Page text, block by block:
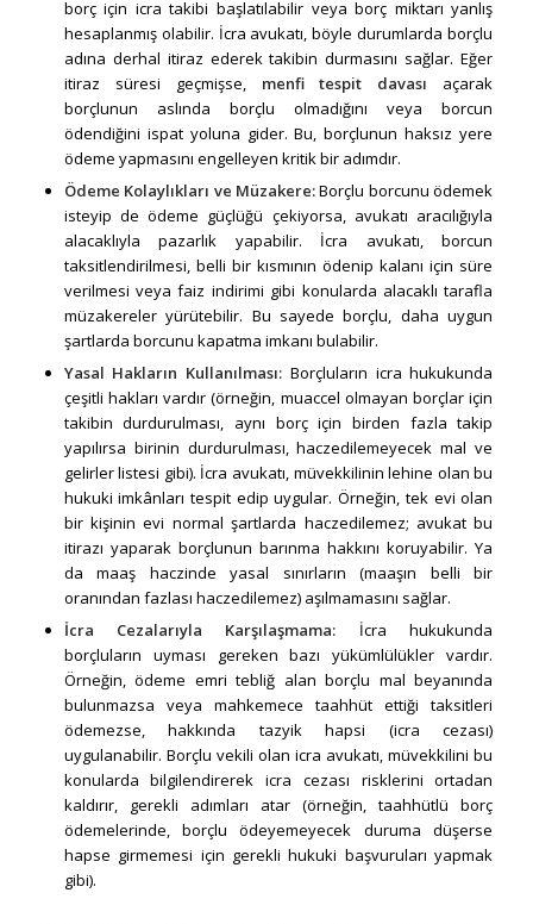
borç için icra takibi başlatılabilir veya borç miktarı yanlış
hesaplanmış olabilir. İcra avukatı, böyle durumlarda borçlu
adına derhal itiraz ederek takibin durmasını sağlar. Eğer
itiraz süresi geçmişse, menfi tespit davası açarak
borçlunun aslında borçlu olmadığını veya borcun
ödendiğini ispat yoluna gider. Bu, borçlunun haksız yere
ödeme yapmasını engelleyen kritik bir adımdır.
Ödeme Kolaylıkları ve Müzakere:Borçlu borcunu ödemek
isteyip de ödeme güçlüğü çekiyorsa, avukatı aracılığıyla
alacaklıyla pazarlık yapabilir. İcra avukatı, borcun
taksitlendirilmesi, belli bir kısmının ödenip kalanı için süre
verilmesi veya faiz indirimi gibi konularda alacaklı tarafla
müzakereler yürütebilir. Bu sayede borçlu, daha uygun
şartlarda borcunu kapatma imkanı bulabilir.
Yasal Hakların Kullanılması: Borçluların icra hukukunda
çeşitli hakları vardır (örneğin, muaccel olmayan borçlar için
takibin durdurulması, aynı borç için birden fazla takip
yapılırsa birinin durdurulması, haczedilemeyecek mal ve
gelirler listesi gibi). İcra avukatı, müvekkilinin lehine olan bu
hukuki imkânları tespit edip uygular. Örneğin, tek evi olan
bir kişinin evi normal şartlarda haczedilemez; avukat bu
itirazı yaparak borçlunun barınma hakkını koruyabilir. Ya
da maaş haczinde yasal sınırların (maaşın belli bir
oranından fazlası haczedilemez) aşılmamasını sağlar.
İcra Cezalarıyla Karşılaşmama: İcra hukukunda
borçluların uyması gereken bazı yükümlülükler vardır.
Örneğin, ödeme emri tebliğ alan borçlu mal beyanında
bulunmazsa veya mahkemece taahhüt ettiği taksitleri
ödemezse, hakkında tazyik hapsi (icra cezası)
uygulanabilir. Borçlu vekili olan icra avukatı, müvekkilini bu
konularda bilgilendirerek icra cezası risklerini ortadan
kaldırır, gerekli adımları atar (örneğin, taahhütlü borç
ödemelerinde, borçlu ödeyemeyecek duruma düşerse
hapse girmemesi için gerekli hukuki başvuruları yapmak
gibi).